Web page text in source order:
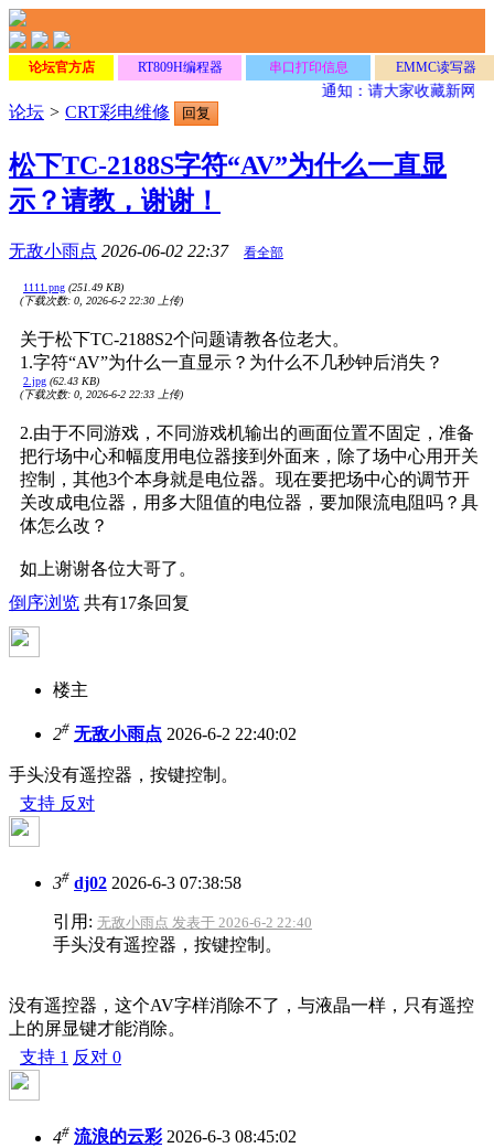
论坛官方店 RT809H编程器 串口打印信息 EMMC读写器
通知：请大家收藏新网址
论坛 > CRT彩电维修 回复
松下TC-2188S字符“AV”为什么一直显
示？请教，谢谢！
无敌小雨点 2026-06-02 22:37 看全部
1111.png (251.49 KB)
(下载次数: 0, 2026-6-2 22:30 上传)
关于松下TC-2188S2个问题请教各位老大。
1.字符“AV”为什么一直显示？为什么不几秒钟后消失？
2.jpg (62.43 KB)
(下载次数: 0, 2026-6-2 22:33 上传)
2.由于不同游戏，不同游戏机输出的画面位置不固定，准备
把行场中心和幅度用电位器接到外面来，除了场中心用开关
控制，其他3个本身就是电位器。现在要把场中心的调节开
关改成电位器，用多大阻值的电位器，要加限流电阻吗？具
体怎么改？
如上谢谢各位大哥了。
倒序浏览 共有17条回复
楼主
2# 无敌小雨点 2026-6-2 22:40:02
手头没有遥控器，按键控制。
支持 反对
3# dj02 2026-6-3 07:38:58
引用: 无敌小雨点 发表于 2026-6-2 22:40
手头没有遥控器，按键控制。
没有遥控器，这个AV字样消除不了，与液晶一样，只有遥控
上的屏显键才能消除。
支持 1 反对 0
4# 流浪的云彩2026-6-3 08:45:02